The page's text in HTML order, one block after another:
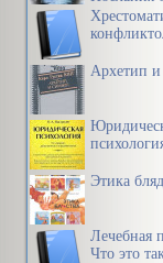
Источника
Архетип
Этика
Лечебная
Что это